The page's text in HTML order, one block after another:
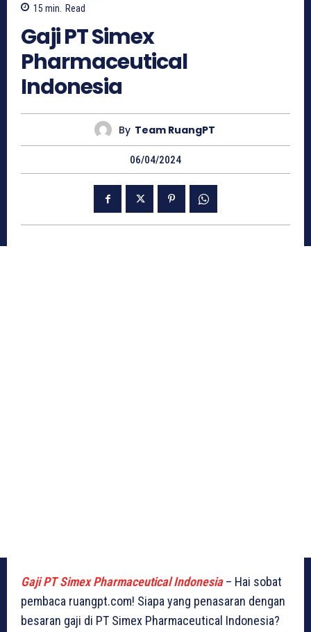
15 min. Read
Gaji PT Simex
Pharmaceutical
Indonesia
By Team RuangPT
06/04/2024
Gaji PT Simex Pharmaceutical Indonesia– Hai sobat
pembaca ruangpt.com! Siapa yang penasaran dengan
besaran gaji di PT Simex Pharmaceutical Indonesia?